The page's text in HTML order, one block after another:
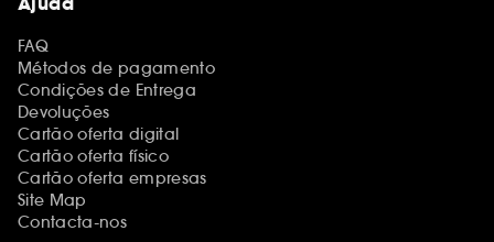
FAQ
Métodos de pagamento
Condições de Entrega
Devoluções
Cartão oferta digital
Cartão oferta físico
Cartão oferta empresas
Site Map
Contacta-nos